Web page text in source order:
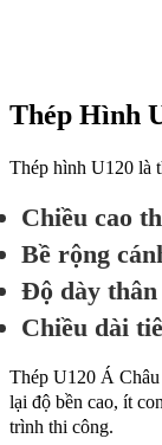
Thép Hình
Thép hình U120 là
Chiều cao
Bề rộng
Độ dày thân
Chiều dài
Thép U120 Á Châu
lại độ bền cao, ít
trình thi công.